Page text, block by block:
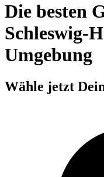
Die besten
Schleswig-
Umgebung
Wähle jetzt